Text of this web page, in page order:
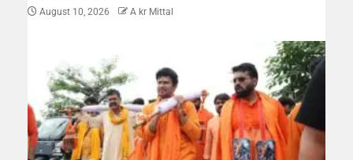
August 10, 2026 A kr Mittal